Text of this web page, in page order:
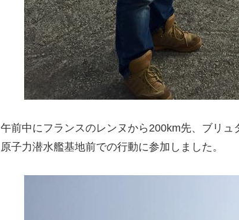
午前中にフランスのレンヌから200km先、ブリ
原子力潜水艦基地前での行動に参加しました。